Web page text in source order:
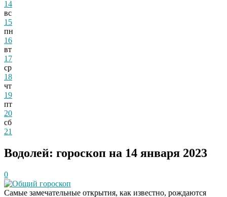
14
вс
15
пн
16
вт
17
ср
18
чт
19
пт
20
сб
21
Водолей: гороскоп на 14 января 2023
0
Общий гороскоп
Самые замечательные открытия, как известно, рождаются